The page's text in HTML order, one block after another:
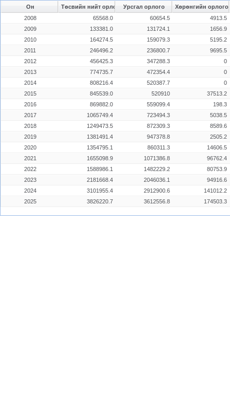
Он Төсвийн нийт орлого Урсгал орлого
Хөрөнгийн орлого
2008
65568.0 60654.5
4913.5
2009
133381.0 131724.1
1656.9
2010
164274.5 159079.3
5195.2
2011
246496.2 236800.7
9695.5
2012
456425.3 347288.3
0
2013
774735.7 472354.4
0
2014
808216.4 520387.7
0
2015
845539.0 520910
37513.2
2016
869882.0 559099.4
198.3
2017
1065749.4 723494.3
5038.5
2018
1249473.5 872309.3
8589.6
2019
1381491.4 947378.8
2505.2
2020
1354795.1 860311.3
14606.5
2021
1655098.9 1071386.8
96762.4
2022
1588986.1 1482229.2
80753.9
2023
2181668.4 2046036.1
94916.6
2024
3101955.4 2912900.6
141012.2
2025
3826220.7 3612556.8 174503.3